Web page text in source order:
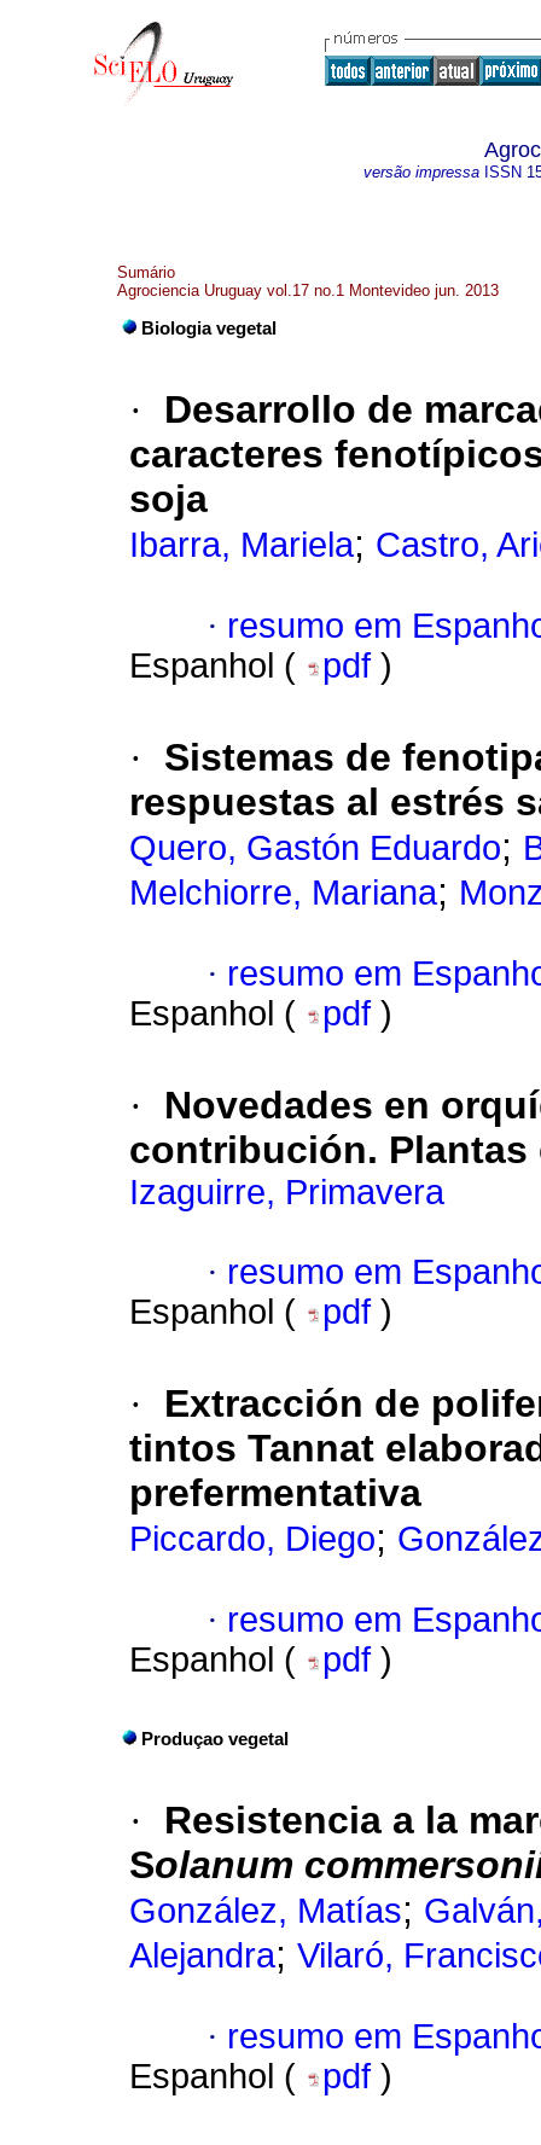
versão impressa ISSN
Sumário
Agrociencia Uruguay vol.17 no.1 Montevideo jun. 2013
Biologia vegetal
·
Desarrollo de
caracteres
soja
Ibarra, Mariela; Castro,
· resumo em
Espanhol (
pdf )
·
Sistemas de
respuestas al estrés
Quero, Gastón Eduardo;
Melchiorre, Mariana;
· resumo em
Espanhol (
pdf )
·
Novedades en
contribución. Plantas
Izaguirre, Primavera
· resumo em
Espanhol (
pdf )
·
Extracción de
tintos Tannat
prefermentativa
Piccardo, Diego;
· resumo em
Espanhol (
pdf )
Produçao vegetal
·
Resistencia a la
Solanum
González, Matías;
Alejandra; Vilaró,
· resumo em
Espanhol (
pdf )